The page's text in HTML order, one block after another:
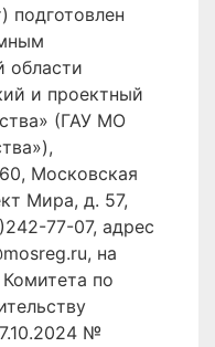
подготовлен
области
и проектный
(ГАУ МО
Московская
Мира, д. 57,
77-07, адрес
на
по
№